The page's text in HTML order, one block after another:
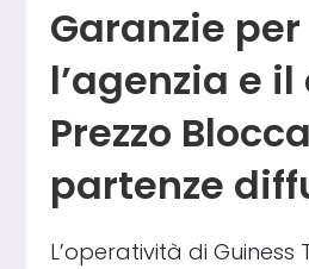
Garanzie per
l’agenzia e
Prezzo
partenze
L’operatività di Guiness